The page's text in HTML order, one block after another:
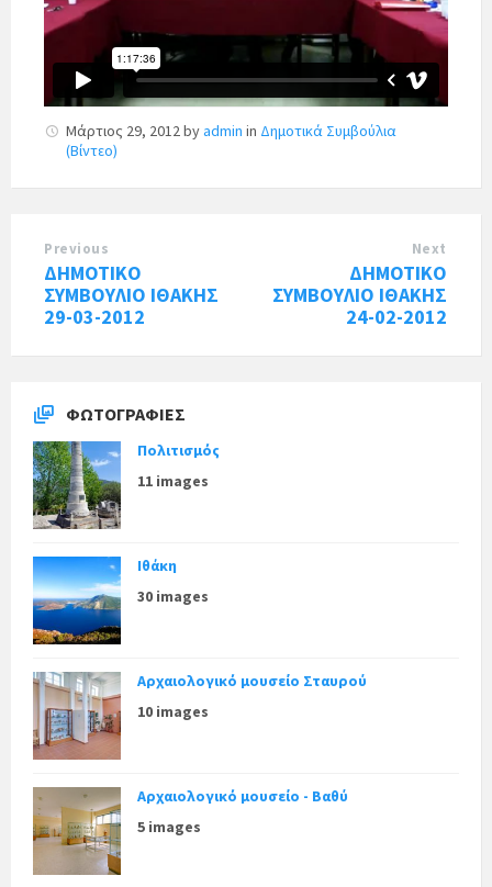
Μάρτιος 29, 2012byadmin in Δημοτικά Συμβούλια
(Βίντεο)
Previous
ΔΗΜΟΤΙΚΟ
ΣΥΜΒΟΥΛΙΟ ΙΘΑΚΗΣ
29-03-2012
Next
ΔΗΜΟΤΙΚΟ
ΣΥΜΒΟΥΛΙΟ ΙΘΑΚΗΣ
24-02-2012
ΦΩΤΟΓΡΑΦΊΕΣ
Πολιτισμός
11 images
Ιθάκη
30 images
Αρχαιολογικό μουσείο Σταυρού
10 images
Αρχαιολογικό μουσείο - Βαθύ
5 images